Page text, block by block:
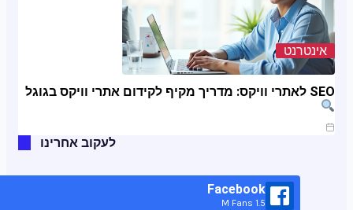
אינטרנט
SEO לאתרי וויקס: מדריך מקיף לקידום אתרי וויקס בגוגל
ינו 11, 2025
לעקוב אחרינו
Facebook
1.5 M Fans